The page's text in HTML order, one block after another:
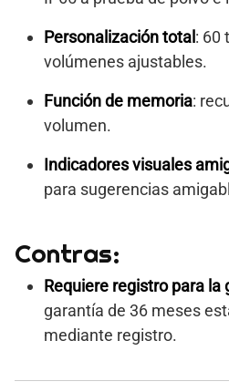
Personalización total : 60
volúmenes ajustables.
Función de memoria:
volumen.
Indicadores visuales
para sugerencias
Contras:
Requiere registro para
garantía de 36 meses
mediante registro.